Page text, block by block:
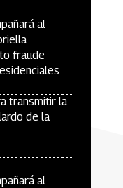
al
fraude
transmitir la
de la
al